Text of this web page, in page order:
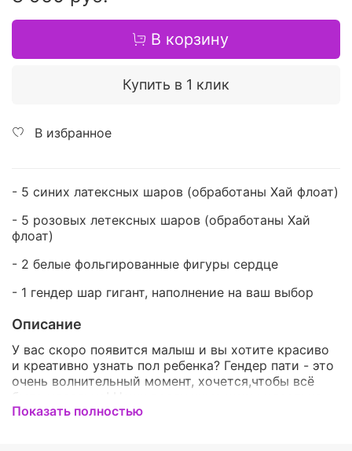
В корзину
Купить в 1 клик
В избранное
- 5 синих латексных шаров (обработаны Хай флоат)
- 5 розовых летексных шаров (обработаны Хай
флоат)
- 2 белые фольгированные фигуры сердце
- 1 гендер шар гигант, наполнение на ваш выбор
Описание
У вас скоро появится малыш и вы хотите красиво
и креативно узнать пол ребенка? Гендер пати - это
очень волнительный момент, хочется,чтобы всё
было идеально! Наши воздушные шары идеально
подойдут для этого события, а фольгированные
Показать полностью